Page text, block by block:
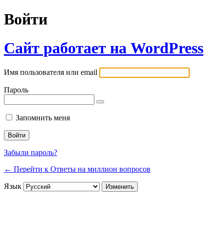
Войти
Сайт работает на WordPress
Имя пользователя или email
Пароль
Запомнить меня
Забыли пароль?
← Перейти к Ответы на миллион вопросов
Язык